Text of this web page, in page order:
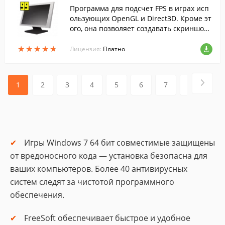
★★★★★
★★★★★
Программа для подсчет FPS в играх исп
ользующих OpenGL и Direct3D. Кроме эт
ого, она позволяет создавать скриншот
с экрана экрана компьютера....
Лицензия: Платно
1 2 3 4 5 6 7
Игры Windows 7 64 бит совместимые защищены
от вредоносного кода — установка безопасна для
ваших компьютеров. Более 40 антивирусных
систем следят за чистотой программного
обеспечения.
FreeSoft обеспечивает быстрое и удобное